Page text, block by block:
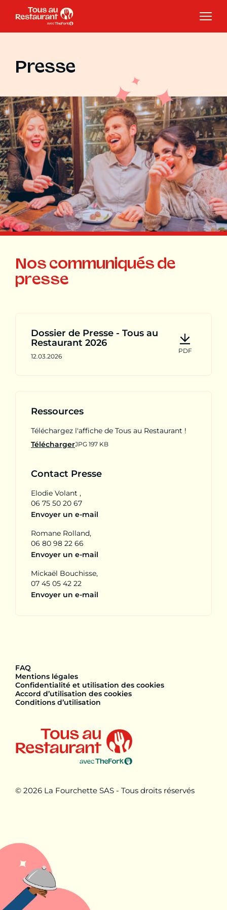
Presse
Nos communiqués de
presse
Dossier de Presse - Tous au
Restaurant 2026
12.03.2026
PDF
Ressources
Téléchargez l'affiche de Tous au Restaurant !
TéléchargerJPG 197 KB
Contact Presse
Elodie Volant ,
06 75 50 20 67
Envoyer un e-mail
Romane Rolland,
06 80 98 22 66
Envoyer un e-mail
Mickaël Bouchisse,
07 45 05 42 22
Envoyer un e-mail
FAQ
Mentions légales
Confidentialité et utilisation des cookies
Accord d’utilisation des cookies
Conditions d’utilisation
© 2026 La Fourchette SAS - Tous droits réservés